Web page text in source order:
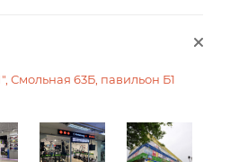
Смольная 63Б, павильон Б1